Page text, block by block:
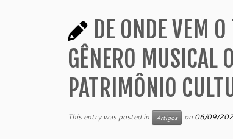
DE ONDE VEM
GÊNERO MUSICAL
PATRIMÔNIO
This entry was posted in Artigos on 06/09/